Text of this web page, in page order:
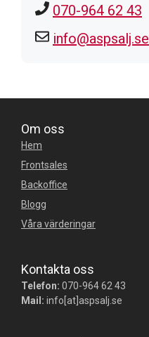
070-964 62 43
info@aspsalj.se
Om oss
Hem
Frontsales
Backoffice
Blogg
Våra värderingar
Kontakta oss
Telefon: 070-964 62 43
Mail: info[at]aspsalj.se